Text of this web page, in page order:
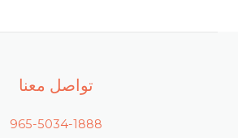
تواصل معنا
965-5034-1888